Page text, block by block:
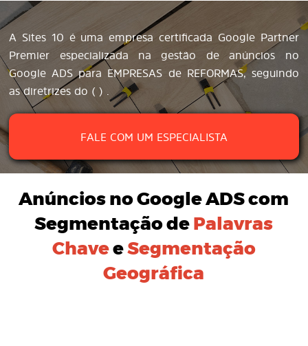
A Sites 10 é uma empresa certificada Google Partner
Premier especializada na gestão de anúncios no
Google ADS para EMPRESAS de REFORMAS, seguindo
as diretrizes do ( ) .
FALE COM UM ESPECIALISTA
Anúncios no Google ADS com
Segmentação de Palavras
ChaveeSegmentação
Geográfica